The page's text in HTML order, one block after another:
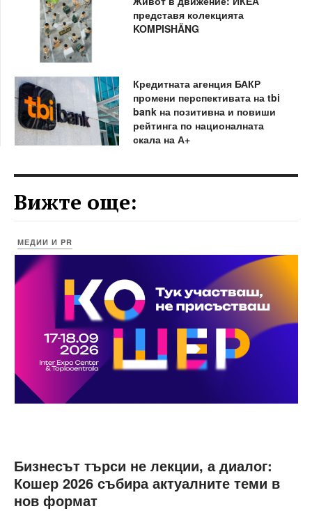
представя колекцията
KOMPISHÄNG
Кредитната агенция БАКР
промени перспективата на tbi
bank на позитивна и повиши
рейтинга по националната
скала на А+
Вижте още:
МЕДИИ И PR
Бизнесът търси не лекции, а диалог:
Кошер 2026 събира актуалните теми в
нов формат